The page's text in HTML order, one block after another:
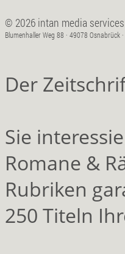
© 2026 intan media
Blumenhaller Weg 88 · 49078 Osnabrück
Der
Sie
Romane &
Rubriken
250 Titeln